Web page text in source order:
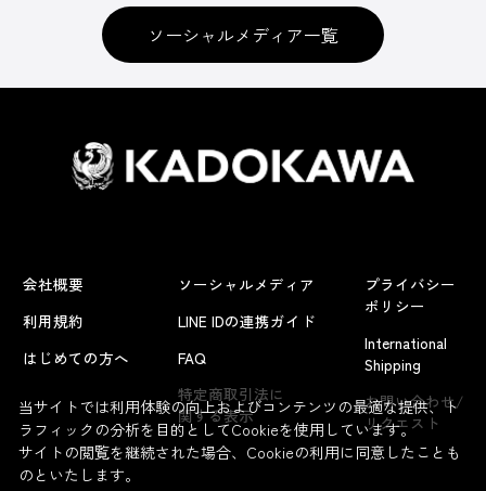
ソーシャルメディア一覧
会社概要
利用規約
はじめての方へ
ソーシャルメディア
LINE IDの連携ガイド
FAQ
特定商取引法に
関する表示
プライバシー
ポリシー
International
Shipping
お問い合わせ/
リクエスト
当サイトでは利用体験の向上およびコンテンツの最適な提供、ト
ラフィックの分析を目的としてCookieを使用しています。
サイトの閲覧を継続された場合、Cookieの利用に同意したことも
のといたします。